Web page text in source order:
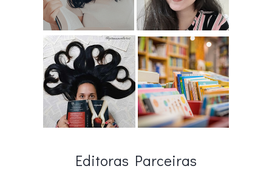
Editoras Parceiras